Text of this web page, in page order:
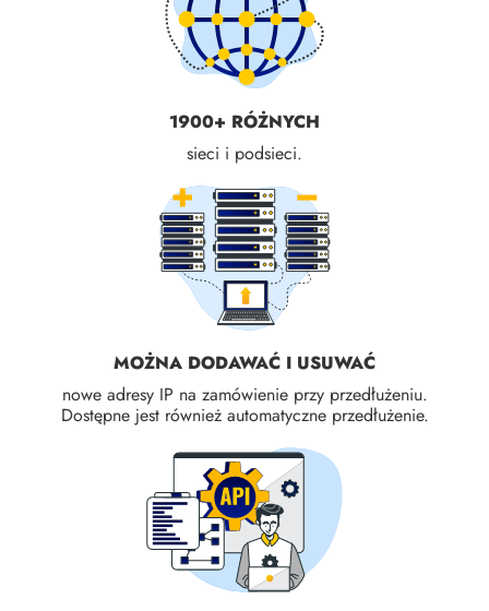
1900+ RÓŻNYCH
sieci i podsieci.
MOŻNA DODAWAĆ I USUWAĆ
nowe adresy IP na zamówienie przy przedłużeniu.
Dostępne jest również automatyczne przedłużenie.